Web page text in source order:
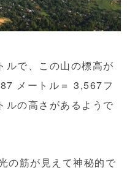
ルで、この山の標高が
メートル＝ 3,567フ
ルの高さがあるようで
の筋が見えて神秘的で